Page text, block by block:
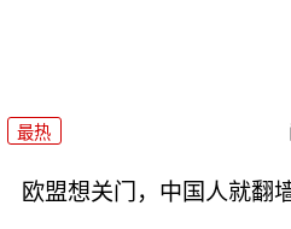
最热
欧盟想关门，中国人就翻